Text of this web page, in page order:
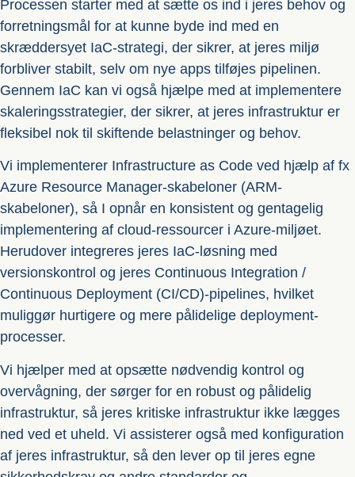
Processen starter med at sætte os ind i jeres behov og
forretningsmål for at kunne byde ind med en
skræddersyet IaC-strategi, der sikrer, at jeres miljø
forbliver stabilt, selv om nye apps tilføjes pipelinen.
Gennem IaC kan vi også hjælpe med at implementere
skaleringsstrategier, der sikrer, at jeres infrastruktur er
fleksibel nok til skiftende belastninger og behov.
Vi implementerer Infrastructure as Code ved hjælp af fx
Azure Resource Manager-skabeloner (ARM-
skabeloner), så I opnår en konsistent og gentagelig
implementering af cloud-ressourcer i Azure-miljøet.
Herudover integreres jeres IaC-løsning med
versionskontrol og jeres Continuous Integration /
Continuous Deployment (CI/CD)-pipelines, hvilket
muliggør hurtigere og mere pålidelige deployment-
processer.
Vi hjælper med at opsætte nødvendig kontrol og
overvågning, der sørger for en robust og pålidelig
infrastruktur, så jeres kritiske infrastruktur ikke lægges
ned ved et uheld. Vi assisterer også med konfiguration
af jeres infrastruktur, så den lever op til jeres egne